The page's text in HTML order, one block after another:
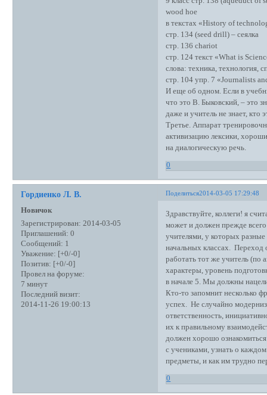
wood hoe
в текстах «History of
стр. 134 (seed drill) – сеялка
стр. 136 chariot
стр. 124 текст «What is
слова: техника, технология,
стр. 104 упр. 7 «Journalists
И еще об одном. Если в
что это В. Быковский, – это
даже и учитель не знает, кто
Третье. Аппарат
активизацию лексики,
на диалогическую речь.
0
Поделиться2014-03-05 17:29:48
Гордиенко Л. В.
Новичок
Зарегистрирован: 2014-03-05
Приглашений: 0
Сообщений: 1
Уважение: [+0/-0]
Позитив: [+0/-0]
Провел на форуме:
7 минут
Последний визит:
2014-11-26 19:00:13
Здравствуйте, коллеги! я
может и должен прежде
учителями, у которых
начальных классах. Переход
работать тот же учитель (по
характеры, уровень
в начале 5. Мы должны
Кто-то запомнит несколько
успех. Не случайно
ответственность,
их к правильному
должен хорошо
с учениками, узнать о
предметы, и как им трудно
0